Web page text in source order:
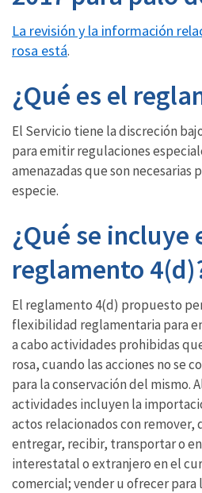
La revisión y la información
rosa está.
¿Qué es el
El Servicio tiene la discreción
para emitir regulaciones
amenazadas que son necesarias
especie.
¿Qué se incluye
reglamento
El reglamento 4(d) propuesto
flexibilidad reglamentaria para
a cabo actividades prohibidas
rosa, cuando las acciones no se
para la conservación del mismo.
actividades incluyen la
actos relacionados con remover,
entregar, recibir, transportar o
interestatal o extranjero en el
comercial; vender u ofrecer para